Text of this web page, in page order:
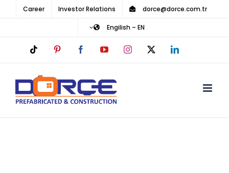
content
dorce@dorce.com.tr
Investor Relations
Career
Engilish – EN
LinkedIn
X
Instagram
YouTube
Facebook
Pinterest